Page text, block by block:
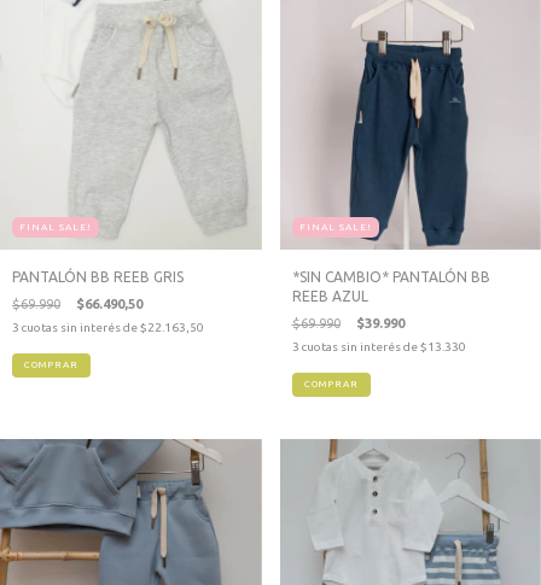
FINAL SALE!
PANTALÓN BB REEB GRIS
$69.990 $66.490,50
3 cuotas sin interés de$22.163,50
COMPRAR
FINAL SALE!
*SIN CAMBIO* PANTALÓN BB
REEB AZUL
$69.990 $39.990
3 cuotas sin interés de$13.330
COMPRAR